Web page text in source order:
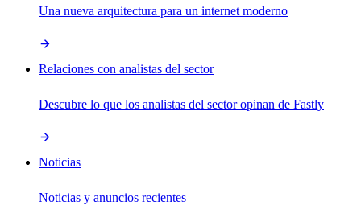
Una nueva arquitectura para un internet moderno
Relaciones con analistas del sector
Descubre lo que los analistas del sector opinan de Fastly
Noticias
Noticias y anuncios recientes